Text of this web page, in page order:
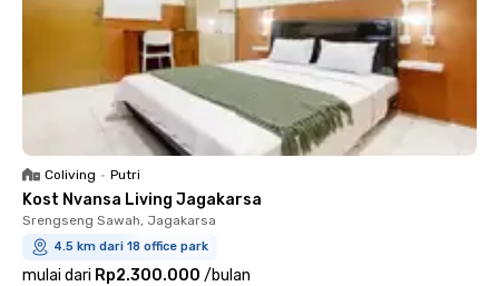
Coliving • Putri
Kost Nvansa Living Jagakarsa
Srengseng Sawah, Jagakarsa
4.5 km dari 18 office park
mulai dari Rp2.300.000 /bulan